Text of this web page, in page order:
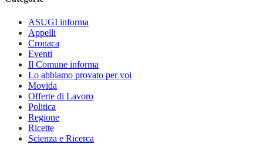
ASUGI informa
Appelli
Cronaca
Eventi
Il Comune informa
Lo abbiamo provato per voi
Movida
Offerte di Lavoro
Politica
Regione
Ricette
Scienza e Ricerca